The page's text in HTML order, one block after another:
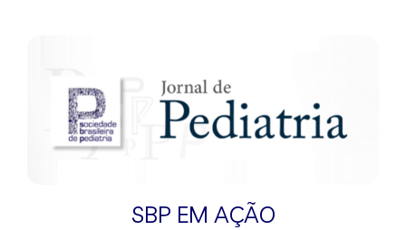
SBP EM AÇÃO